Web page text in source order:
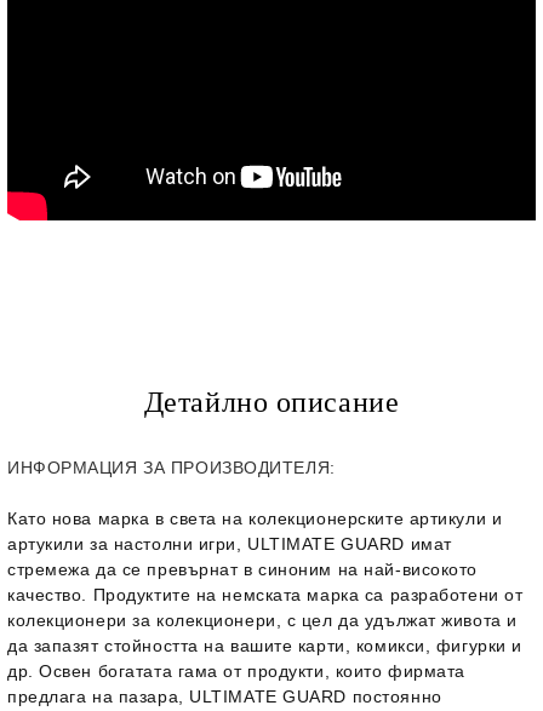
Детайлно описание
ИНФОРМАЦИЯ ЗА ПРОИЗВОДИТЕЛЯ:
Като нова марка в света на колекционерските артикули и
артукили за настолни игри, ULTIMATE GUARD имат
стремежа да се превърнат в синоним на най-високото
качество. Продуктите на немската марка са разработени от
колекционери за колекционери, с цел да удължат живота и
да запазят стойността на вашите карти, комикси, фигурки и
др. Освен богатата гама от продукти, които фирмата
предлага на пазара, ULTIMATE GUARD постоянно